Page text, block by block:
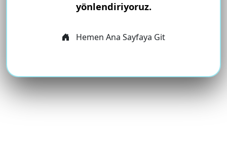
yönlendiriyoruz.
Hemen Ana Sayfaya Git